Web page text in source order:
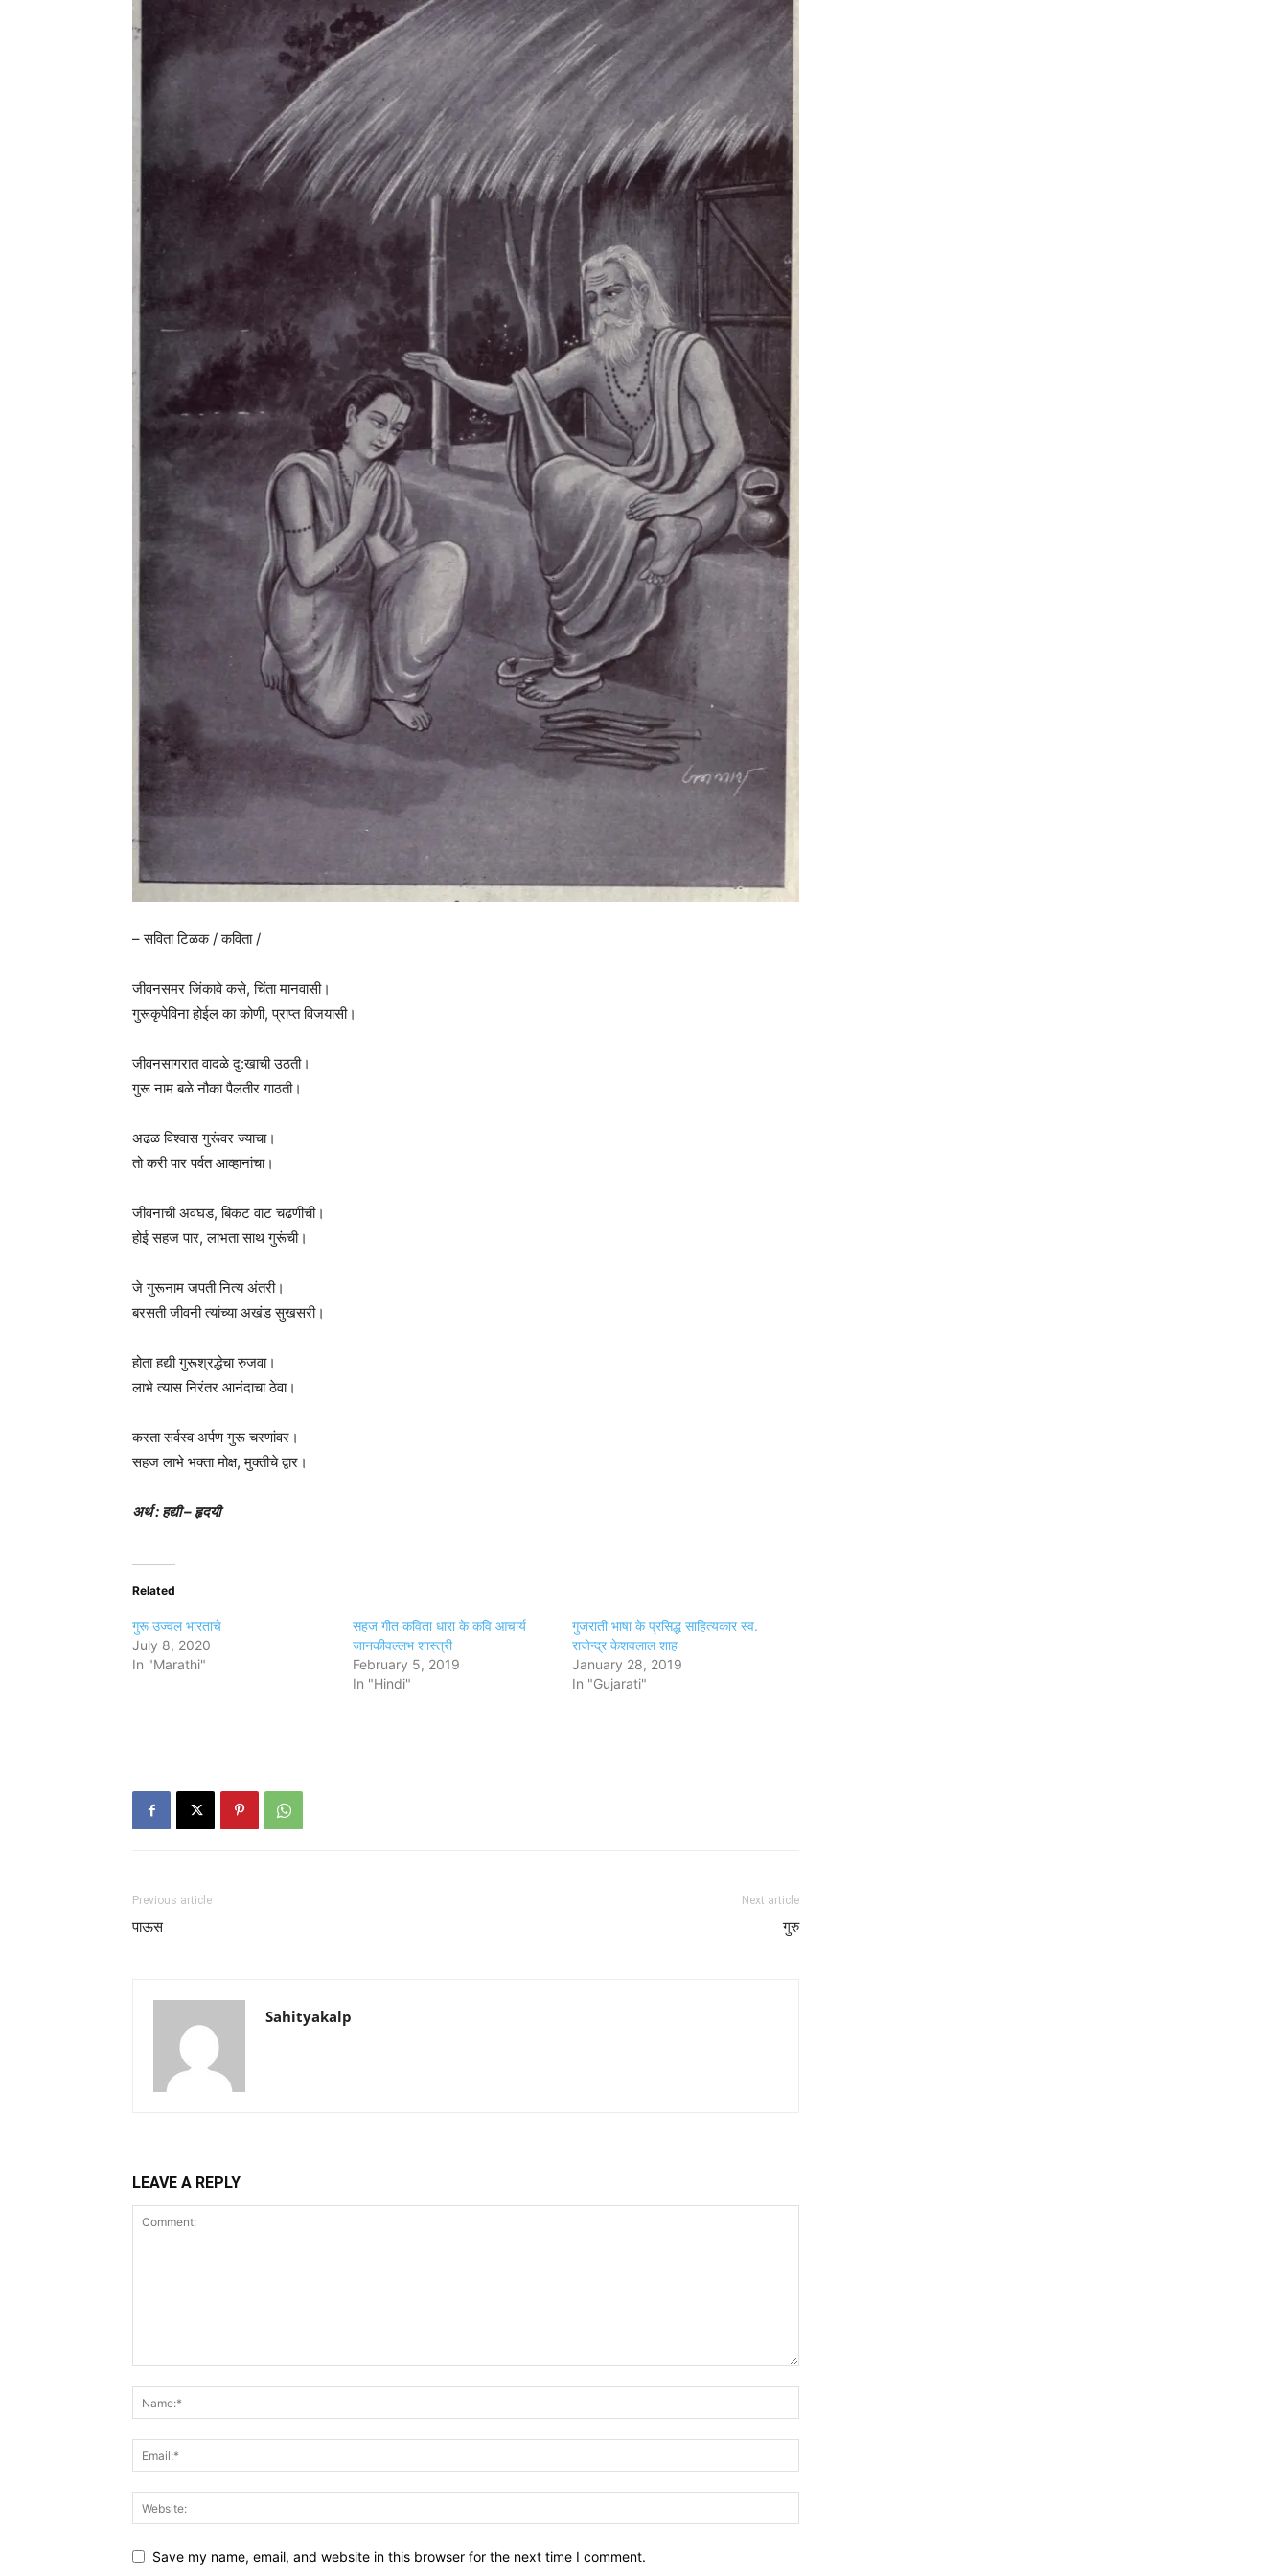
– सविता टिळक / कविता /
जीवनसमर जिंकावे कसे, चिंता मानवासी।
गुरूकृपेविना होईल का कोणी, प्राप्त विजयासी।
जीवनसागरात वादळे दु:खाची उठती।
गुरू नाम बळे नौका पैलतीर गाठती।
अढळ विश्वास गुरूंवर ज्याचा।
तो करी पार पर्वत आव्हानांचा।
जीवनाची अवघड, बिकट वाट चढणीची।
होई सहज पार, लाभता साथ गुरूंची।
जे गुरूनाम जपती नित्य अंतरी।
बरसती जीवनी त्यांच्या अखंड सुखसरी।
होता ह‌द्यी गुरूश्रद्धेचा रुजवा।
लाभे त्यास निरंतर आनंदाचा ठेवा।
करता सर्वस्व अर्पण गुरू चरणांवर।
सहज लाभे भक्ता मोक्ष, मुक्तीचे द्वार।
अर्थ : ह‌द्यी – हृदयी
Related
गुरू उज्वल भारताचे
July 8, 2020
In "Marathi"
सहज गीत कविता धारा के कवि आचार्य
जानकीवल्लभ शास्त्री
February 5, 2019
In "Hindi"
गुजराती भाषा के प्रसिद्ध साहित्यकार स्व.
राजेन्द्र केशवलाल शाह
January 28, 2019
In "Gujarati"
Previous article
पाऊस
Next article
गुरु
Sahityakalp
LEAVE A REPLY
Save my name, email, and website in this browser for the next time I comment.